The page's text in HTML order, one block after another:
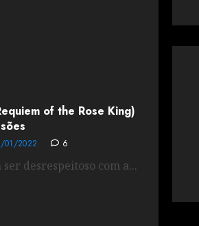
of the Rose King)
01/2022 6
desrespeitoso com a...